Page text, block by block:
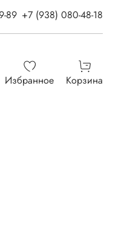
89 +7 (938) 080-48-18
Избранное Корзина